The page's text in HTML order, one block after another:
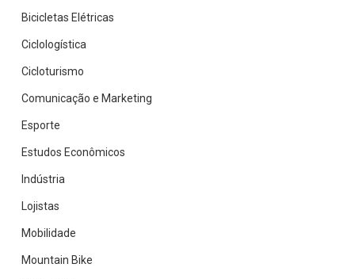
Bicicletas Elétricas
Ciclologística
Cicloturismo
Comunicação e Marketing
Esporte
Estudos Econômicos
Indústria
Lojistas
Mobilidade
Mountain Bike